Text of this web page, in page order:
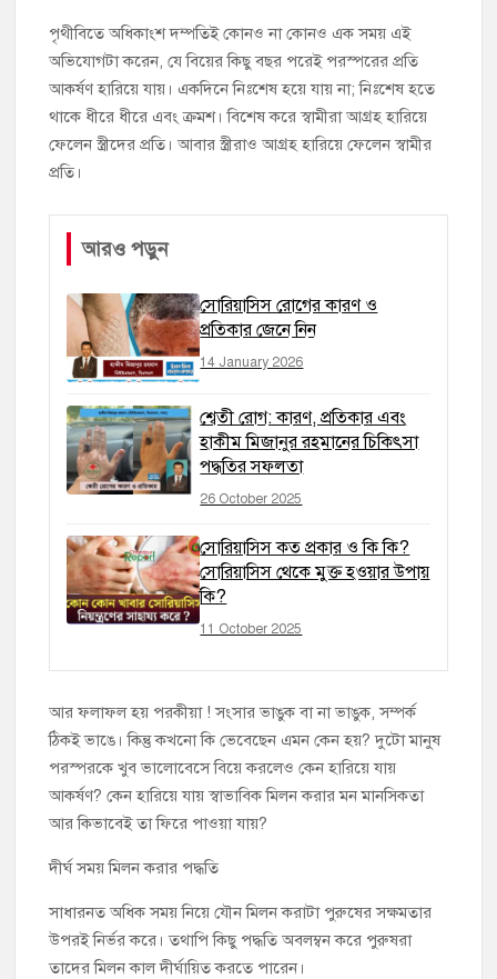
পৃথীবিতে অধিকাংশ দম্পতিই কোনও না কোনও এক সময় এই
অভিযোগটা করেন, যে বিয়ের কিছু বছর পরেই পরস্পরের প্রতি
আকর্ষণ হারিয়ে যায়। একদিনে নিঃশেষ হয়ে যায় না; নিঃশেষ হতে
থাকে ধীরে ধীরে এবং ক্রমশ। বিশেষ করে স্বামীরা আগ্রহ হারিয়ে
ফেলেন স্ত্রীদের প্রতি। আবার স্ত্রীরাও আগ্রহ হারিয়ে ফেলেন স্বামীর
প্রতি।
আরও পড়ুন
সোরিয়াসিস রোগের কারণ ও
প্রতিকার জেনে নিন
14 January 2026
শ্বেতী রোগ: কারণ, প্রতিকার এবং
হাকীম মিজানুর রহমানের চিকিৎসা
পদ্ধতির সফলতা
26 October 2025
সোরিয়াসিস কত প্রকার ও কি কি?
সোরিয়াসিস থেকে মুক্ত হওয়ার উপায়
কি?
11 October 2025
আর ফলাফল হয় পরকীয়া ! সংসার ভাঙুক বা না ভাঙুক, সম্পর্ক
ঠিকই ভাঙে। কিন্তু কখনো কি ভেবেছেন এমন কেন হয়? দুটো মানুষ
পরস্পরকে খুব ভালোবেসে বিয়ে করলেও কেন হারিয়ে যায়
আকর্ষণ? কেন হারিয়ে যায় স্বাভাবিক মিলন করার মন মানসিকতা
আর কিভাবেই তা ফিরে পাওয়া যায়?
দীর্ঘ সময় মিলন করার পদ্ধতি
সাধারনত অধিক সময় নিয়ে যৌন মিলন করাটা পুরুষের সক্ষমতার
উপরই নির্ভর করে। তথাপি কিছু পদ্ধতি অবলম্বন করে পুরুষরা
তাদের মিলন কাল দীর্ঘায়িত করতে পারেন।